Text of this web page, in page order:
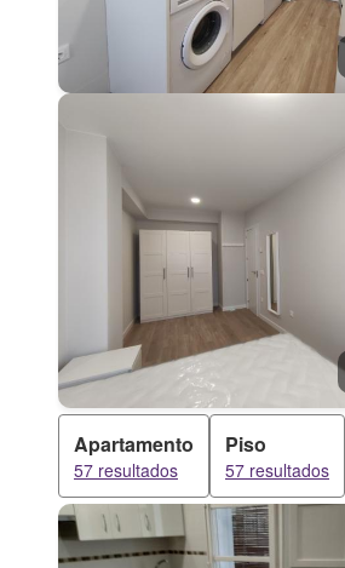
Apartamento
57 resultados
Piso
57 resultados